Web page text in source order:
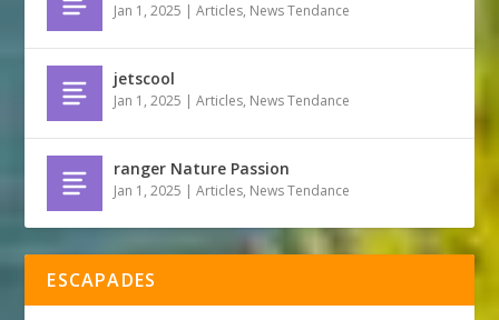
Jan 1, 2025 |Articles, News Tendance
jetscool
Jan 1, 2025 |Articles, News Tendance
ranger Nature Passion
Jan 1, 2025 |Articles, News Tendance
ESCAPADES